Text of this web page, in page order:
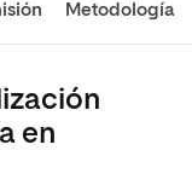
Metodología
en